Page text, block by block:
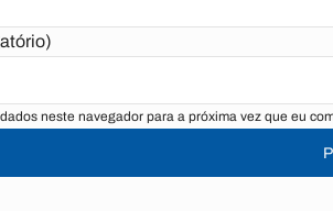
neste navegador para a próxima vez que eu